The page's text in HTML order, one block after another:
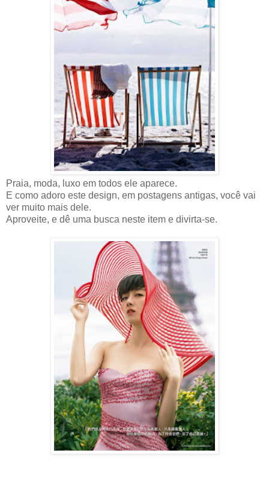
Praia, moda, luxo em todos ele aparece.
E como adoro este design, em postagens antigas, você vai
ver muito mais dele.
Aproveite, e dê uma busca neste item e divirta-se.